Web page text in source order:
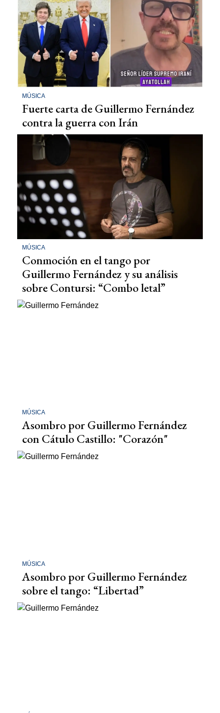
MÚSICA
Fuerte carta de Guillermo Fernández
contra la guerra con Irán
MÚSICA
Conmoción en el tango por
Guillermo Fernández y su análisis
sobre Contursi: “Combo letal”
MÚSICA
Asombro por Guillermo Fernández
con Cátulo Castillo: "Corazón"
MÚSICA
Asombro por Guillermo Fernández
sobre el tango: “Libertad”